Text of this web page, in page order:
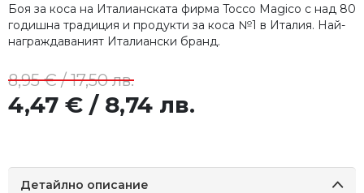
Боя за коса на Италианската фирма Tocco Magico с над 80
годишна традиция и продукти за коса №1 в Италия. Най-
награждаваният Италиански бранд.
4,47 € / 8,74 лв.
8,95 € / 17,50 лв.
Детайлно описание